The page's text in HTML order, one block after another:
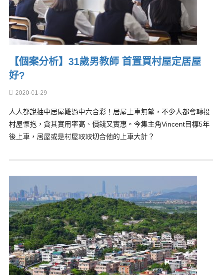
【個案分析】31歲男教師 首置買村屋定居屋
好?
2020-01-29
人人都說抽中居屋難過中六合彩！居屋上車無望，不少人都會轉投
村屋懷抱，貪其實用率高、價錢又實惠。今集主角Vincent目標5年
後上車，居屋或是村屋較較切合他的上車大計？